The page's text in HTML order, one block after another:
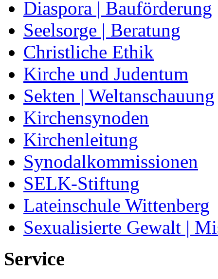
Diaspora | Bauförderung
Seelsorge | Beratung
Christliche Ethik
Kirche und Judentum
Sekten | Weltanschauung
Kirchensynoden
Kirchenleitung
Synodalkommissionen
SELK-Stiftung
Lateinschule Wittenberg
Sexualisierte Gewalt |
Service